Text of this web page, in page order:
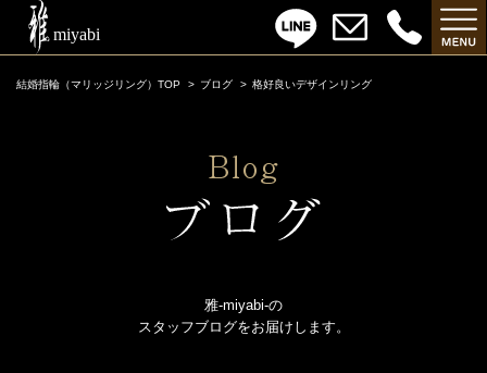
結婚指輪（マリッジリング）TOP ブログ 格好良いデザインリング
雅-miyabi-の
スタッフブログをお届けします。